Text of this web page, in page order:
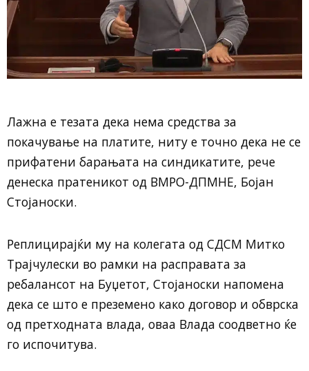
Лажна е тезата дека нема средства за
покачување на платите, ниту е точно дека не се
прифатени барањата на синдикатите, рече
денеска пратеникот од ВМРО-ДПМНЕ, Бојан
Стојаноски.
Реплицирајќи му на колегата од СДСМ Митко
Трајчулески во рамки на расправата за
ребалансот на Буџетот, Стојаноски напомена
дека се што е преземено како договор и обврска
од претходната влада, оваа Влада соодветно ќе
го испочитува.